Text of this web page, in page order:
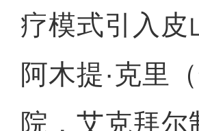
疗模式引入皮
阿木提·克里
院，艾克拜